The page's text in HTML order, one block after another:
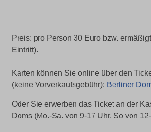
Preis: pro Person 30 Euro bzw.
Eintritt).
Karten können Sie online über den
(keine Vorverkaufsgebühr): Berliner
Oder Sie erwerben das Ticket an der
Doms (Mo.-Sa. von 9-17 Uhr, So von